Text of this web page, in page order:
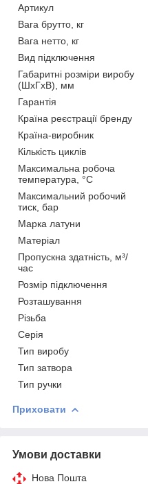
Артикул
Вага брутто, кг
Вага нетто, кг
Вид підключення
Габаритні розміри виробу
(ШхГхВ), мм
Гарантія
Країна реєстрації бренду
Країна-виробник
Кількість циклів
Максимальна робоча
температура, °C
Максимальний робочий
тиск, бар
Марка латуни
Матеріал
Пропускна здатність, м³/
час
Розмір підключення
Розташування
Різьба
Серія
Тип виробу
Тип затвора
Тип ручки
Приховати
Умови доставки
Нова Пошта